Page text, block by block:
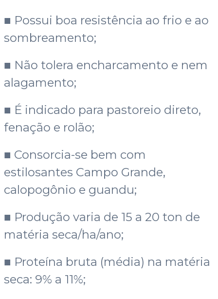
■ Possui boa resistência ao frio e ao
sombreamento;
■ Não tolera encharcamento e nem
alagamento;
■ É indicado para pastoreio direto,
fenação e rolão;
■ Consorcia-se bem com
estilosantes Campo Grande,
calopogônio e guandu;
■ Produção varia de 15 a 20 ton de
matéria seca/ha/ano;
■ Proteína bruta (média) na matéria
seca: 9% a 11%;